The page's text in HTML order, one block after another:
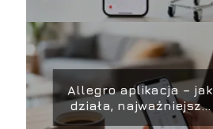
Allegro aplikacja – jak
działa, najważniejsze
funkcje